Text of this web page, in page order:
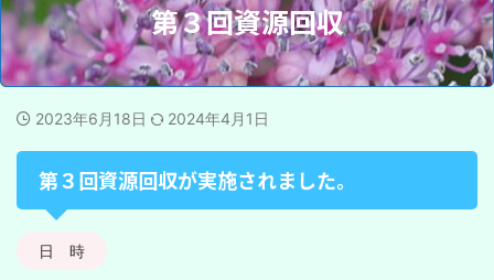
第３回資源回収
2023年6月18日 2024年4月1日
第３回資源回収が実施されました。
日 時